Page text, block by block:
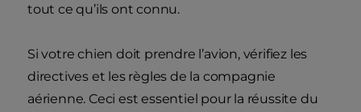
tout ce qu’ils ont connu.
Si votre chien doit prendre l’avion, vérifiez les
directives et les règles de la compagnie
aérienne. Ceci est essentiel pour la réussite du